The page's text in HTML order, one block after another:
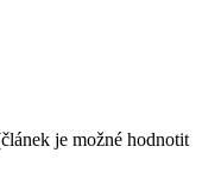
je možné hodnotit